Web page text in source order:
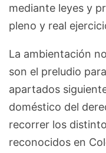
mediante leyes y
pleno y real
La ambientación
son el preludio
apartados
doméstico del
recorrer los
reconocidos en